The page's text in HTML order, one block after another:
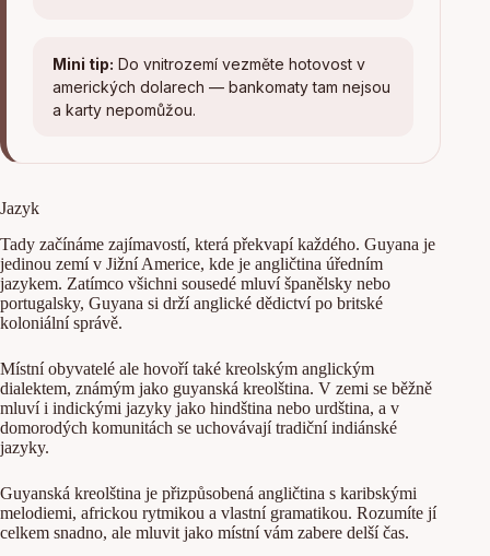
Mini tip: Do vnitrozemí vezměte hotovost v
amerických dolarech — bankomaty tam nejsou
a karty nepomůžou.
Jazyk
Tady začínáme zajímavostí, která překvapí každého. Guyana je
jedinou zemí v Jižní Americe, kde je angličtina úředním
jazykem. Zatímco všichni sousedé mluví španělsky nebo
portugalsky, Guyana si drží anglické dědictví po britské
koloniální správě.
Místní obyvatelé ale hovoří také kreolským anglickým
dialektem, známým jako guyanská kreolština. V zemi se běžně
mluví i indickými jazyky jako hindština nebo urdština, a v
domorodých komunitách se uchovávají tradiční indiánské
jazyky.
Guyanská kreolština je přizpůsobená angličtina s karibskými
melodiemi, africkou rytmikou a vlastní gramatikou. Rozumíte jí
celkem snadno, ale mluvit jako místní vám zabere delší čas.